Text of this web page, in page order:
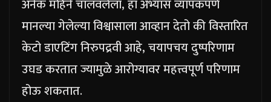
अनेक महिने चालवलेला, हा अभ्यास व्यापकपणे
मानल्या गेलेल्या विश्वासाला आव्हान देतो की विस्तारित
केटो डाएटिंग निरुपद्रवी आहे, चयापचय दुष्परिणाम
उघड करतात ज्यामुळे आरोग्यावर महत्त्वपूर्ण परिणाम
होऊ शकतात.